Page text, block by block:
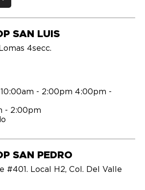
SAN LUIS
4secc.
- 2:00pm 4:00pm -
- 2:00pm
SAN PEDRO
#401. Local H2, Col. Del Valle